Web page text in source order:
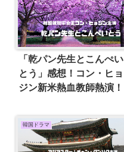
「乾パン先生とこんぺい
とう」感想！コン・ヒョ
ジン新米熱血教師熱演！
韓国ドラマ